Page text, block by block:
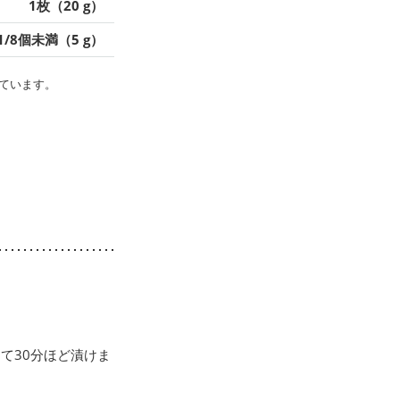
1枚（20 g）
8個未満（5 g）
ます。
30分ほど漬けま